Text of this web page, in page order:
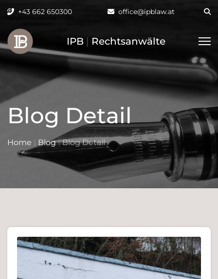
+43 662 650300 office@ipblaw.at
IPB | Rechtsanwälte
Blog Detail
Home | Blog|Blog Detail